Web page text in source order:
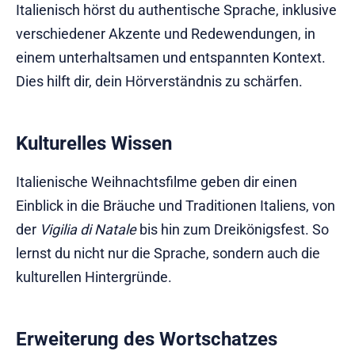
Italienisch hörst du authentische Sprache, inklusive
verschiedener Akzente und Redewendungen, in
einem unterhaltsamen und entspannten Kontext.
Dies hilft dir, dein Hörverständnis zu schärfen.
Kulturelles Wissen
Italienische Weihnachtsfilme geben dir einen
Einblick in die Bräuche und Traditionen Italiens, von
der Vigilia di Natalebis hin zum Dreikönigsfest. So
lernst du nicht nur die Sprache, sondern auch die
kulturellen Hintergründe.
Erweiterung des Wortschatzes